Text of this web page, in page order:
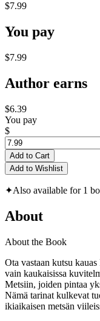
$7.99
You pay
$7.99
Author earns
$6.39
You pay
$
Add to Cart
Add to Wishlist
✦Also available for 1
About
About the Book
Ota vastaan kutsu
vain kaukaisissa
Metsiin, joiden pintaa
Nämä tarinat kulkevat
ikiaikaisen metsän